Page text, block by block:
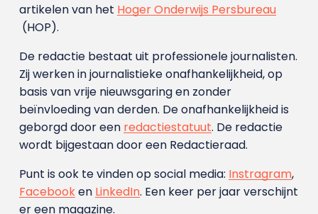
artikelen van het Hoger Onderwijs Persbureau
(HOP).
De redactie bestaat uit professionele journalisten.
Zij werken in journalistieke onafhankelijkheid, op
basis van vrije nieuwsgaring en zonder
beïnvloeding van derden. De onafhankelijkheid is
geborgd door een redactiestatuut. De redactie
wordt bijgestaan door een Redactieraad.
Punt is ook te vinden op social media: Instragram,
Facebooken LinkedIn. Een keer per jaar verschijnt
er een magazine.